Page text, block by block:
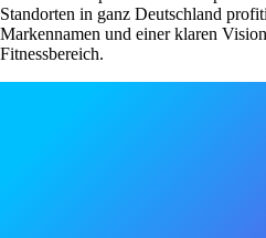
Standorten in ganz Deutschland
Markennamen und einer klaren
Fitnessbereich.